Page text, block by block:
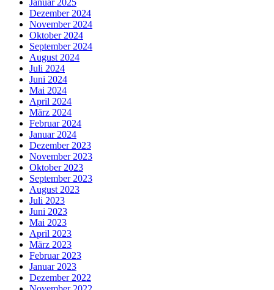
Januar 2025
Dezember 2024
November 2024
Oktober 2024
September 2024
August 2024
Juli 2024
Juni 2024
Mai 2024
April 2024
März 2024
Februar 2024
Januar 2024
Dezember 2023
November 2023
Oktober 2023
September 2023
August 2023
Juli 2023
Juni 2023
Mai 2023
April 2023
März 2023
Februar 2023
Januar 2023
Dezember 2022